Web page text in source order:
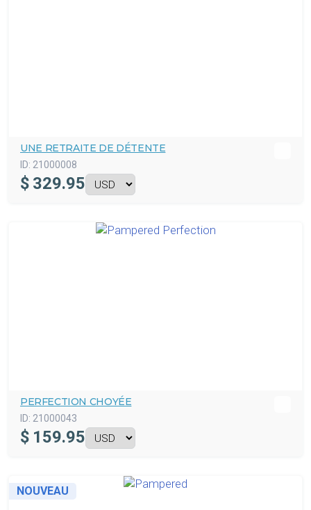
UNE RETRAITE DE DÉTENTE
ID: 21000008
$ 329.95
PERFECTION CHOYÉE
ID: 21000043
$ 159.95
NOUVEAU